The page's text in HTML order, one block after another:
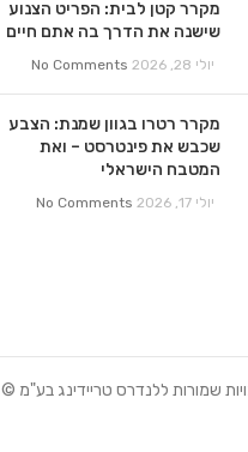
מקרר קטן לבית: הפריט הצנוע
שישנה את הדרך בה אתם חיים
יולי 28, 2026 No Comments
מקרר רטרו בגוון שמנת: הצבע
שכבש את פינטרסט – ואת
המטבח הישראלי
יולי 17, 2026 No Comments
שמורות ללנדרס טריידינג בע"מ ©